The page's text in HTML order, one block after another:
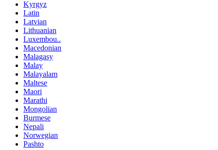
Kyrgyz
Latin
Latvian
Lithuanian
Luxembou..
Macedonian
Malagasy
Malay
Malayalam
Maltese
Maori
Marathi
Mongolian
Burmese
Nepali
Norwegian
Pashto